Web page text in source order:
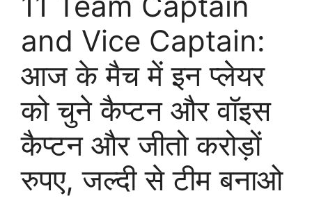
and Vice Captain:
आज के मैच में इन प्लेयर
को चुने कैप्टन और वॉइस
कैप्टन और जीतो करोड़ों
रुपए, जल्दी से टीम बनाओ